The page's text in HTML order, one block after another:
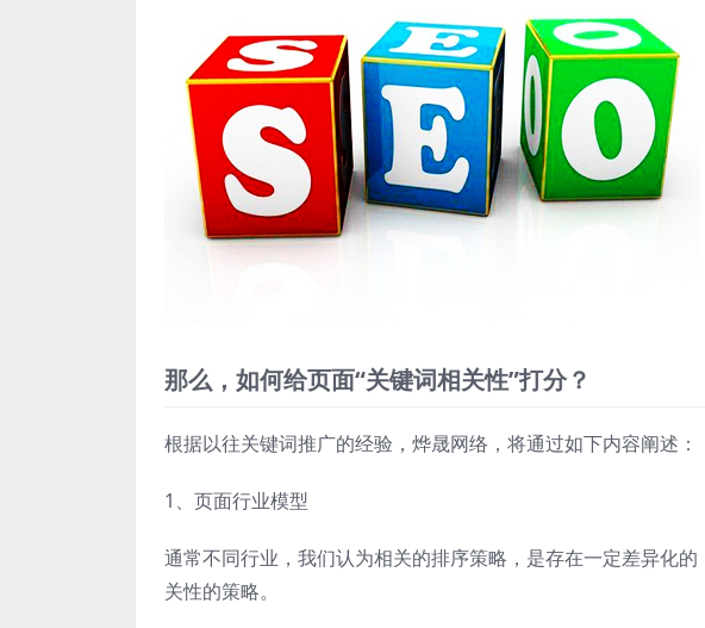
那么，如何给页面“关键词相关性”打分？
根据以往关键词推广的经验，烨晟网络，将通过如下内容阐述：
1、页面行业模型
通常不同行业，我们认为相关的排序策略，是存在一定差异化
关性的策略。